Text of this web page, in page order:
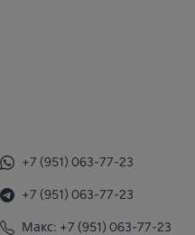
+7 (951) 063-77-23
+7 (951) 063-77-23
Макс: +7 (951) 063-77-23